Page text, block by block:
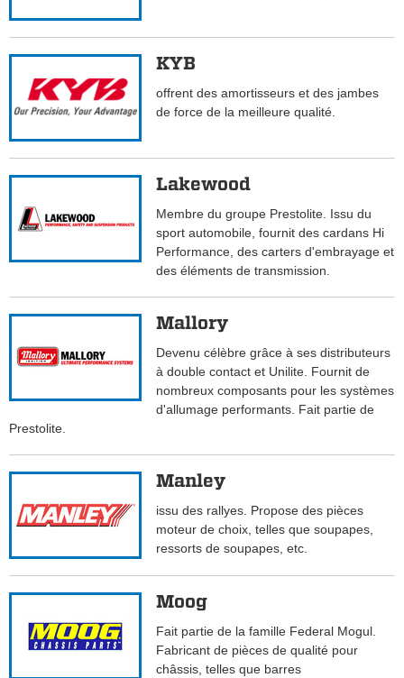
KYB
offrent des amortisseurs et des jambes
de force de la meilleure qualité.
Lakewood
Membre du groupe Prestolite. Issu du
sport automobile, fournit des cardans Hi
Performance, des carters d'embrayage et
des éléments de transmission.
Mallory
Devenu célèbre grâce à ses distributeurs
à double contact et Unilite. Fournit de
nombreux composants pour les systèmes
d'allumage performants. Fait partie de
Prestolite.
Manley
issu des rallyes. Propose des pièces
moteur de choix, telles que soupapes,
ressorts de soupapes, etc.
Moog
Fait partie de la famille Federal Mogul.
Fabricant de pièces de qualité pour
châssis, telles que barres